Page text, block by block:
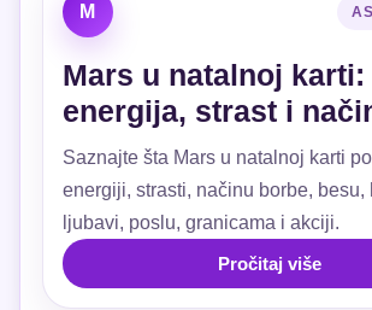
M
Mars u natalnoj karti:
energija, strast i
Saznajte šta Mars u natalnoj karti
energiji, strasti, načinu borbe, besu,
ljubavi, poslu, granicama i akciji.
Pročitaj više